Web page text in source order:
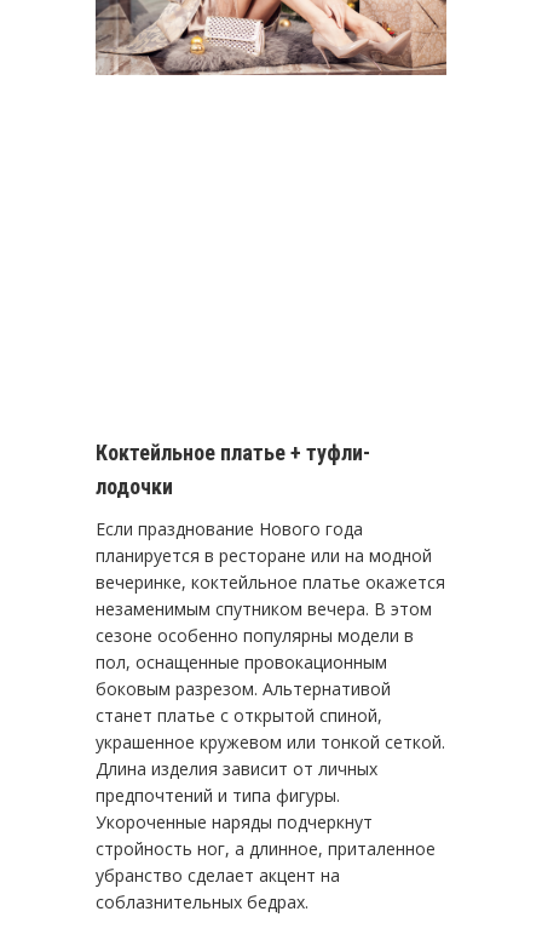
Коктейльное платье + туфли-
лодочки
Если празднование Нового года
планируется в ресторане или на модной
вечеринке, коктейльное платье окажется
незаменимым спутником вечера. В этом
сезоне особенно популярны модели в
пол, оснащенные провокационным
боковым разрезом. Альтернативой
станет платье с открытой спиной,
украшенное кружевом или тонкой сеткой.
Длина изделия зависит от личных
предпочтений и типа фигуры.
Укороченные наряды подчеркнут
стройность ног, а длинное, приталенное
убранство сделает акцент на
соблазнительных бедрах.